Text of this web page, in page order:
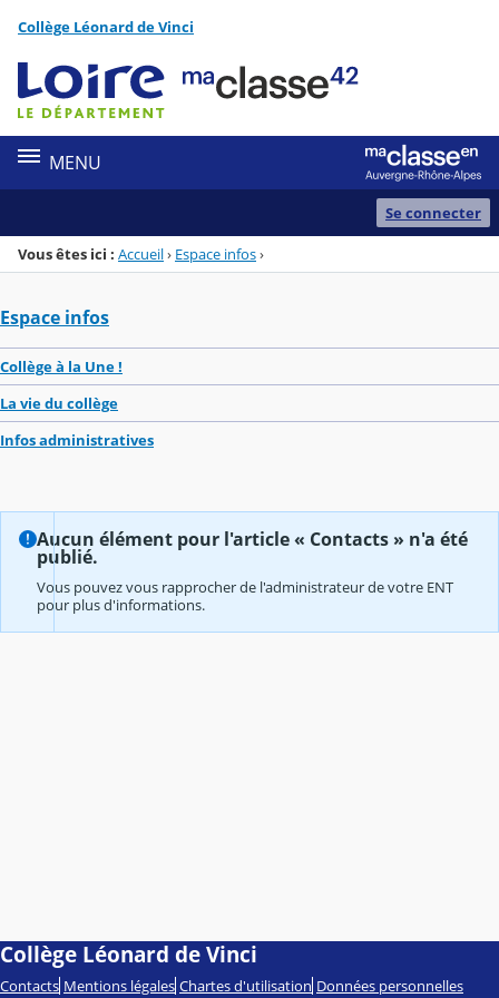
Menu de la rubrique
Contenu
Collège Léonard de Vinci
MENU
Se connecter
Vous êtes ici : Accueil› Espace infos›
Espace infos
Collège à la Une !
La vie du collège
Infos administratives
Aucun élément pour l'article « Contacts » n'a été
publié.
Vous pouvez vous rapprocher de l'administrateur de votre ENT
pour plus d'informations.
Collège Léonard de Vinci
Contacts Mentions légales Chartes d'utilisation Données personnelles